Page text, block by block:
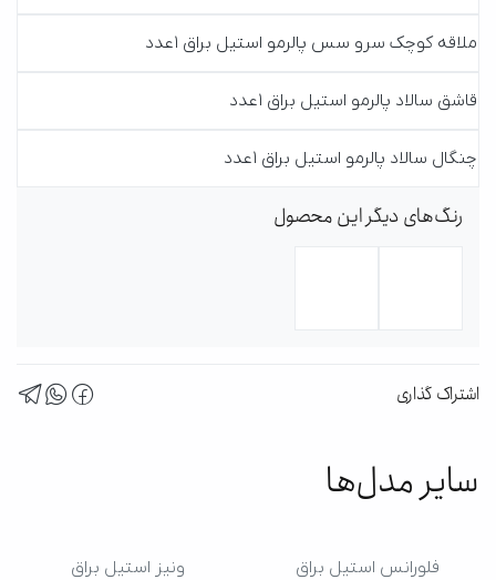
ملاقه کوچک سرو سس پالرمو استیل براق 1عدد
قاشق سالاد پالرمو استیل براق 1عدد
چنگال سالاد پالرمو استیل براق 1عدد
رنگ‌های دیگر این محصول
اشتراک گذاری
سایر مدل‌ها
فلورانس استیل براق ونیز استیل براق